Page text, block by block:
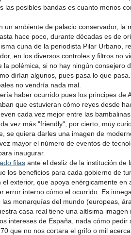
las posibles bandas es cuanto menos
un ambiente de palacio conservador, la
hace poco, durante décadas es de
cuna de la periodista Pilar Urbano,
en los diversos controles y filtros no
la polémica, si no hay ningún consejero
dirían algunos, pues pasa lo que
no vendría nada mal.
haber ocurrido pues los principes de
que estuvieran cómo reyes desde
cada vez mejor entre las
vez más "friendly", por cierto, muy
se quiera darles una imagen de
mayor el número de eventos de
inaugurar.
filas ante el desliz de la institución de
los beneficios para cada gobierno de
el exterior, que apoya enérgicamente en
error interno cómo el ocurrido. Es
monarquías del mundo (europeas,
casa real tiene una altísima
intereses de España, nada cómo pedir
que no nos cortara el grifo o mil